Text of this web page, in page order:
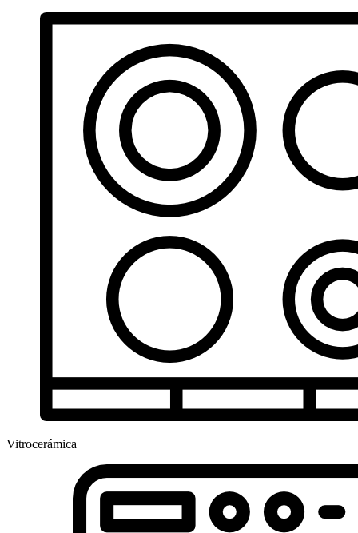
Vitrocerámica